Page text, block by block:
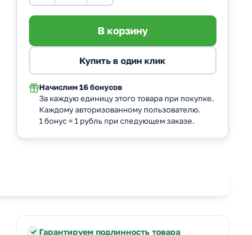
Начислим 16 бонусов
За каждую единицу этого товара при покупке.
Каждому авторизованному пользователю.
1 бонус = 1 рубль при следующем заказе.
Гарантируем подлинность товара